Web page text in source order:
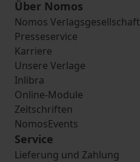
Über Nomos
Nomos Verlagsgesellschaft
Presseservice
Karriere
Unsere Verlage
Inlibra
Online-Module
Zeitschriften
NomosEvents
Service
Lieferung und Zahlung